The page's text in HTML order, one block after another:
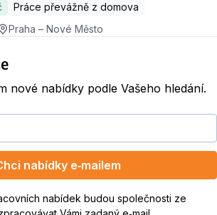
Práce převážně z domova
Praha – Nové Město
nové nabídky podle Vašeho hledání.
nabídky e‑mailem
nabídek budou společnosti ze